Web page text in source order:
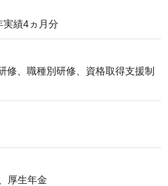
績4ヵ月分
修、職種別研修、資格取得支援制
厚生年金